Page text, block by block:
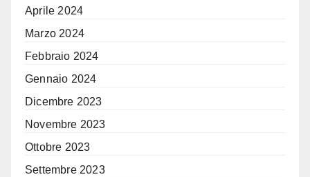
Aprile 2024
Marzo 2024
Febbraio 2024
Gennaio 2024
Dicembre 2023
Novembre 2023
Ottobre 2023
Settembre 2023